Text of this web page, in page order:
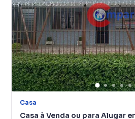
Casa
Casa à Venda ou para Alugar